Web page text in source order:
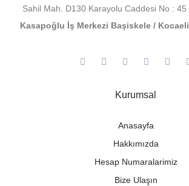
Sahil Mah. D130 Karayolu Caddesi No : 45
Kasapoğlu İş Merkezi Başiskele / Kocaeli
Kurumsal
Anasayfa
Hakkımızda
Hesap Numaralarimiz
Bize Ulaşın